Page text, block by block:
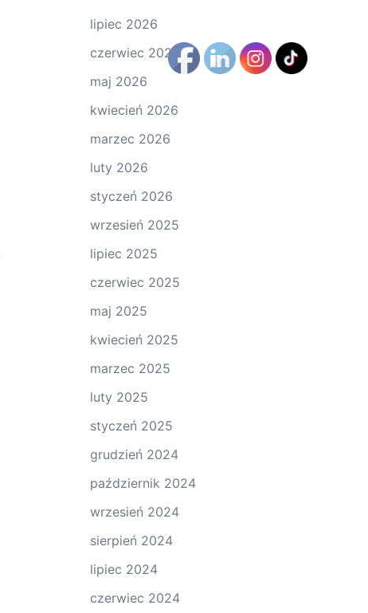
lipiec 2026
czerwiec 2026
maj 2026
kwiecień 2026
marzec 2026
luty 2026
styczeń 2026
wrzesień 2025
lipiec 2025
czerwiec 2025
maj 2025
kwiecień 2025
marzec 2025
luty 2025
styczeń 2025
grudzień 2024
październik 2024
wrzesień 2024
sierpień 2024
lipiec 2024
czerwiec 2024